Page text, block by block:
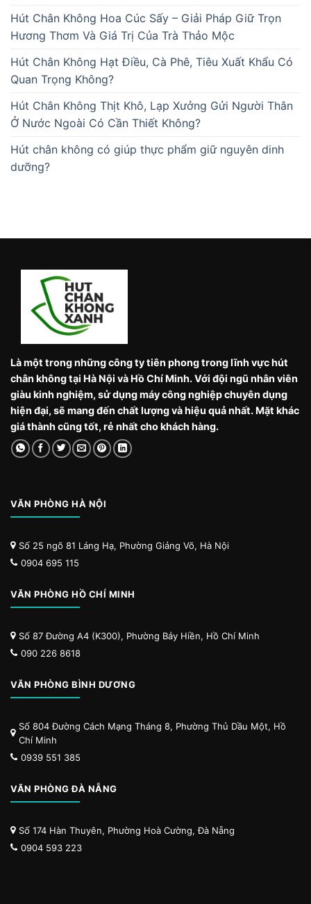
Hút Chân Không Hoa Cúc Sấy – Giải Pháp Giữ Trọn
Hương Thơm Và Giá Trị Của Trà Thảo Mộc
Hút Chân Không Hạt Điều, Cà Phê, Tiêu Xuất Khẩu Có
Quan Trọng Không?
Hút Chân Không Thịt Khô, Lạp Xưởng Gửi Người Thân
Ở Nước Ngoài Có Cần Thiết Không?
Hút chân không có giúp thực phẩm giữ nguyên dinh
dưỡng?
Là một trong những công ty tiên phong trong lĩnh vực hút
chân không tại Hà Nội và Hồ Chí Minh. Với đội ngũ nhân viên
giàu kinh nghiệm, sử dụng máy công nghiệp chuyên dụng
hiện đại, sẽ mang đến chất lượng và hiệu quả nhất. Mặt khác
giá thành cũng tốt, rẻ nhất cho khách hàng.
VĂN PHÒNG HÀ NỘI
Số 25 ngõ 81 Láng Hạ, Phường Giảng Võ, Hà Nội
0904 695 115
VĂN PHÒNG HỒ CHÍ MINH
Số 87 Đường A4 (K300), Phường Bảy Hiền, Hồ Chí Minh
090 226 8618
VĂN PHÒNG BÌNH DƯƠNG
Số 804 Đường Cách Mạng Tháng 8, Phường Thủ Dầu Một, Hồ
Chí Minh
0939 551 385
VĂN PHÒNG ĐÀ NẴNG
Số 174 Hàn Thuyên, Phường Hoà Cường, Đà Nẵng
0904 593 223